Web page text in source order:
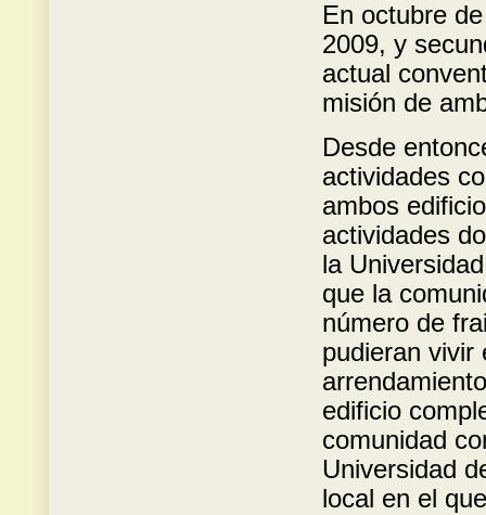
En octubre
2009, y
actual
misión de
Desde
actividades
ambos
actividades
la
que la
número de
pudieran vivir
edificio
comunidad
Universidad
local en el